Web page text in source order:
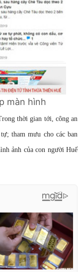
màn hình
thời gian tới, công an
tham mưu cho các ban
ảnh của con người Huế